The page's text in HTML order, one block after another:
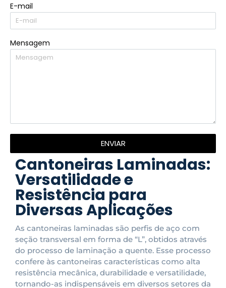
E-mail
Mensagem
ENVIAR
Cantoneiras Laminadas:
Versatilidade e
Resistência para
Diversas Aplicações
As cantoneiras laminadas são perfis de aço com
seção transversal em forma de “L”, obtidos através
do processo de laminação a quente. Esse processo
confere às cantoneiras características como alta
resistência mecânica, durabilidade e versatilidade,
tornando-as indispensáveis em diversos setores da